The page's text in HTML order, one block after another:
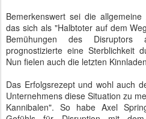
Bemerkenswert sei die
das sich als "Halbtoter auf dem
Bemühungen des Disruptors
prognostizierte eine Sterblichkeit
Nun fielen auch die letzten
Das Erfolgsrezept und wohl auch
Unternehmens diese Situation zu
Kannibalen". So habe Axel